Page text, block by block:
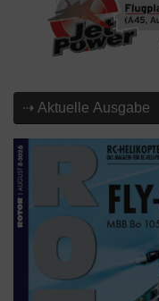
⇢ Aktuelle Ausgabe